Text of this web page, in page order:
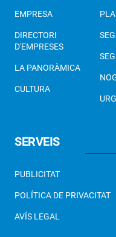
EMPRESA
DIRECTORI
D'EMPRESES
LA PANORÀMICA
CULTURA
PLA
SERVEIS
PUBLICITAT
POLÍTICA DE PRIVACITAT
AVÍS LEGAL